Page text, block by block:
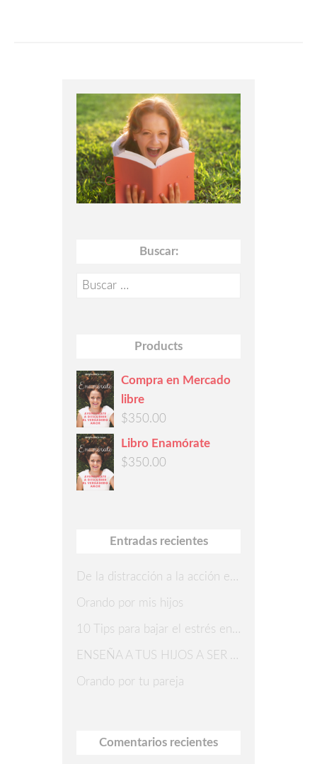
Buscar:
Buscar:
Products
Compra en Mercado
libre
$350.00
Libro Enamórate
$350.00
Entradas recientes
De la distracción a la acción en 7 pasos
Orando por mis hijos
10 Tips para bajar el estrés en Navidad
ENSEÑA A TUS HIJOS A SER AGRADECIDOS
Orando por tu pareja
Comentarios recientes